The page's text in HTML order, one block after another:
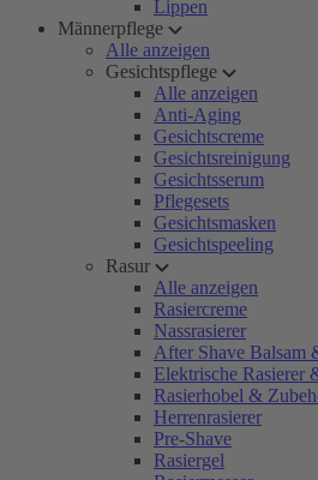
Lippen
Männerpflege
Alle anzeigen
Gesichtspflege
Alle anzeigen
Anti-Aging
Gesichtscreme
Gesichtsreinigung
Gesichtsserum
Pflegesets
Gesichtsmasken
Gesichtspeeling
Rasur
Alle anzeigen
Rasiercreme
Nassrasierer
After Shave Balsam
Elektrische Rasierer
Rasierhobel &
Herrenrasierer
Pre-Shave
Rasiergel